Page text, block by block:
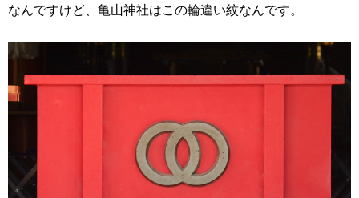
なんですけど、亀山神社はこの輪違い紋なんです。